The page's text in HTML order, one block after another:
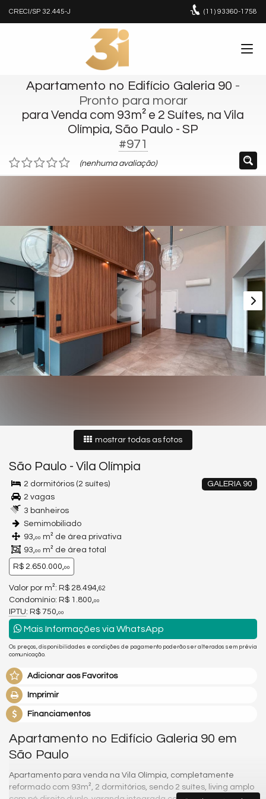
CRECI/SP 32.445-J (11) 93360-1758
Apartamento no Edifício Galeria 90 -
Pronto para morar
para Venda com 93m² e 2 Suítes, na Vila
Olímpia, São Paulo - SP
#971
(nenhuma avaliação)
mostrar todas as fotos
São Paulo - Vila Olímpia
GALERIA 90
2 dormitórios (2 suítes)
2 vagas
3 banheiros
Semimobiliado
93,00 m² de área privativa
93,00 m² de área total
R$ 2.650.000,00
Valor por m²: R$ 28.494, 62
Condomínio: R$ 1.800, 00
IPTU: R$ 750, 00
Mais Informações via WhatsApp
Os preços, disponibilidades e condições de pagamento poderão ser alterados sem prévia
comunicação.
Adicionar aos Favoritos
Imprimir
Financiamentos
Apartamento no Edifício Galeria 90 em
São Paulo
Apartamento para venda na Vila Olímpia, completamente
reformado com 93m², 2 dormitórios, sendo 2 suítes, living amplo